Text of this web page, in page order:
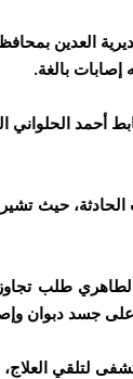
بالغة.
أحمد
حيث
طلب
على جسد دبوان
لتلقي العلاج،